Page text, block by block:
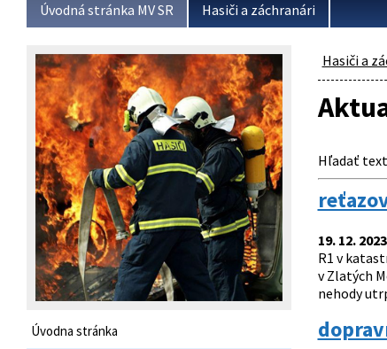
Úvodná stránka MV SR Hasiči a záchranári
Úvodna stránka
Hasiči a
Hľadať text
19. 12. 2023
R1 v
v Zlatých
nehody